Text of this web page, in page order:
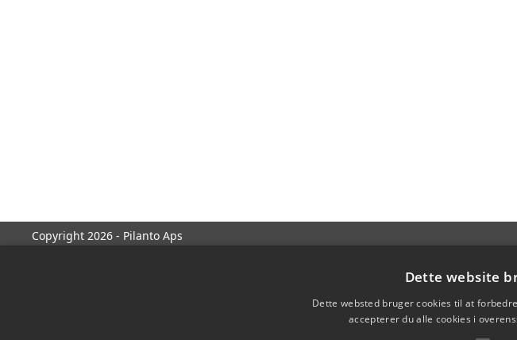
Copyright 2026 - Pilanto Aps
Dette website
Dette websted bruger cookies til at
accepterer du alle cookies i